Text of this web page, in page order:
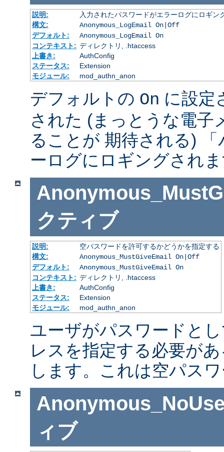
説明:
入力されたパスワードがエラーログにロギン
構文:
Anonymous_LogEmail On|Off
デフォルト:
Anonymous_LogEmail On
コンテキスト: ディレクトリ, .htaccess
上書き:
AuthConfig
ステータス:
Extension
モジュール:
mod_authn_anon
デフォルトの On に設定
された (まっとうな電子
ることが 期待される)
ーログにロギングされ
クティブ
説明:
空パスワードを許可するかどうかを指定する
構文:
Anonymous_MustGiveEmail On|Off
デフォルト:
Anonymous_MustGiveEmail On
コンテキスト: ディレクトリ, .htaccess
上書き:
AuthConfig
ステータス:
Extension
モジュール:
mod_authn_anon
ユーザがパスワードと
レスを指定する必要が
します。これは空パス
ィブ